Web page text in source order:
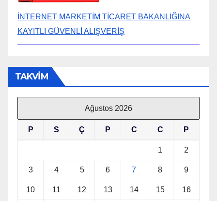
İNTERNET MARKETİM TİCARET BAKANLIĞINA
KAYITLI GÜVENLİ ALIŞVERİŞ
TAKVİM
Ağustos 2026
P S Ç P C C P
1 2
3 4 5 6 7 8 9
10 11 12 13 14 15 16